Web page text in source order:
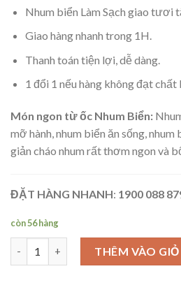
Nhum biển Làm Sạch giao tươi
Giao hàng nhanh trong 1H.
Thanh toán tiện lợi, dễ dàng.
1 đổi 1 nếu hàng không đạt
Món ngon từ ốc Nhum Biển:
mỡ hành, nhum biển ăn sống, nhum
giản cháo nhum rất thơm ngon và
ĐẶT HÀNG NHANH: 1900 088
còn 56 hàng
THÊM VÀO GIỎ